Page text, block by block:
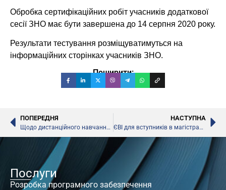
Обробка сертифікаційних робіт учасників додаткової
сесії ЗНО має бути завершена до 14 серпня 2020 року.
Результати тестування розміщуватимуться на
інформаційних сторінках учасників ЗНО.
Поширити:
ПОПЕРЕДНЯ
Щодо дистанційного навчання у школах восени, – РНБО
НАСТУПНА
ЄВІ для вступників в магістратуру
Послуги
Розробка програмного забезпечення